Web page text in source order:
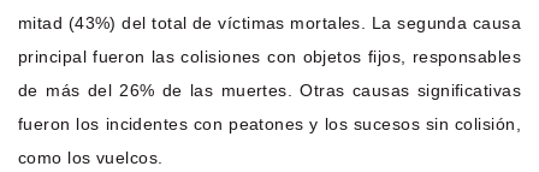
mitad (43%) del total de víctimas mortales. La segunda causa
principal fueron las colisiones con objetos fijos, responsables
de más del 26% de las muertes. Otras causas significativas
fueron los incidentes con peatones y los sucesos sin colisión,
como los vuelcos.